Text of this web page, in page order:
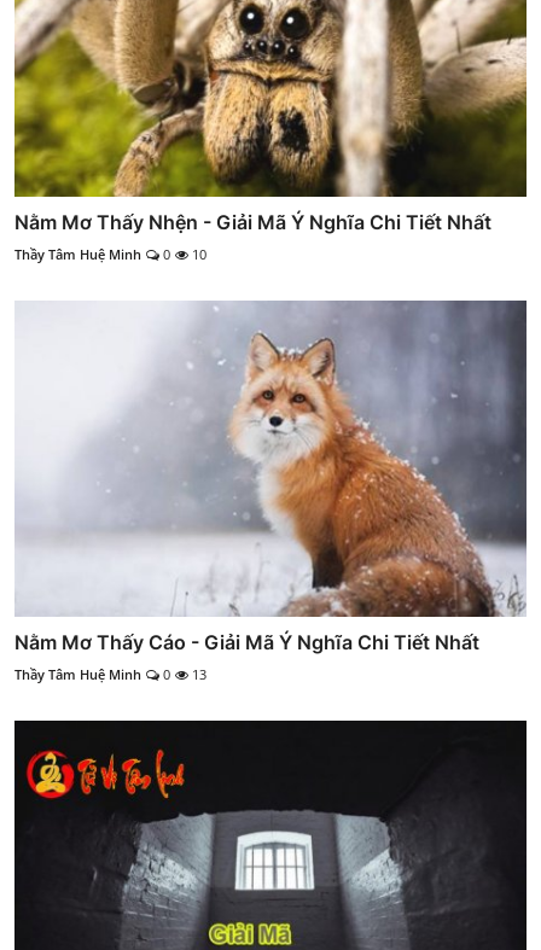
Nằm Mơ Thấy Nhện - Giải Mã Ý Nghĩa Chi Tiết Nhất
Thầy Tâm Huệ Minh 0 10
Nằm Mơ Thấy Cáo - Giải Mã Ý Nghĩa Chi Tiết Nhất
Thầy Tâm Huệ Minh 0 13